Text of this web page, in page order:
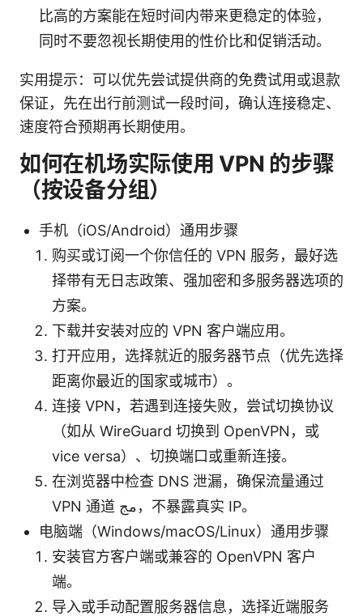
比高的方案能在短时间内带来更稳定的体验，
同时不要忽视长期使用的性价比和促销活动。
实用提示：可以优先尝试提供商的免费试用或退款
保证，先在出行前测试一段时间，确认连接稳定、
速度符合预期再长期使用。
如何在机场实际使用 VPN 的步骤
（按设备分组）
手机（iOS/Android）通用步骤
购买或订阅一个你信任的 VPN 服务，最好选
择带有无日志政策、强加密和多服务器选项的
方案。
下载并安装对应的 VPN 客户端应用。
打开应用，选择就近的服务器节点（优先选择
距离你最近的国家或城市）。
连接 VPN，若遇到连接失败，尝试切换协议
（如从 WireGuard 切换到 OpenVPN，或
vice versa）、切换端口或重新连接。
在浏览器中检查 DNS 泄漏，确保流量通过
VPN 通道 مج，不暴露真实 IP。
电脑端（Windows/macOS/Linux）通用步骤
安装官方客户端或兼容的 OpenVPN 客户
端。
导入或手动配置服务器信息，选择近端服务